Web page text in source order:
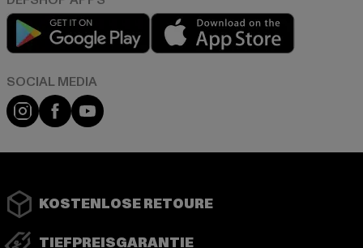
Play market
Instagram
FacebookYouTube
KOSTENLOSE RETOURE
TIEFPREISGARANTIE